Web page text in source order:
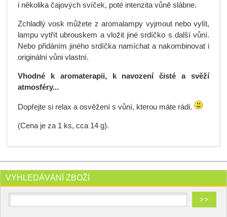
i několika čajových svíček, poté intenzita vůně slábne.
Zchladlý vosk můžete z aromalampy vyjmout nebo vylít,
lampu vytřít ubrouskem a vložit jiné srdíčko s další vůní.
Nebo přidáním jiného srdíčka namíchat a nakombinovat i
originální vůni vlastní.
Vhodné k aromaterapii, k navození čisté a svěží
atmosféry...
Dopřejte si relax a osvěžení s vůní, kterou máte rádi.
(Cena je za 1 ks, cca 14 g).
VYHLEDÁVÁNÍ ZBOŽÍ